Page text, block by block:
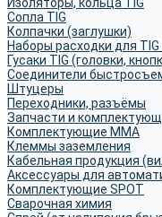
Сопла TIG
Колпачки (заглушки)
Наборы расходки для TIG
Гусаки TIG (головки,
Соединители
Штуцеры
Переходники, разъёмы
Запчасти и
Комплектующие ММА
Клеммы заземления
Кабельная продукция
Аксессуары для
Комплектующие SPOT
Сварочная химия